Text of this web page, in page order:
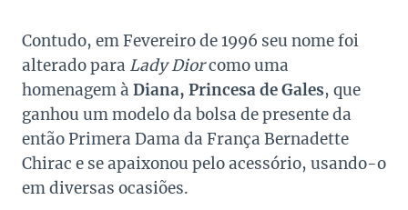
Contudo, em Fevereiro de 1996 seu nome foi
alterado para Lady Diorcomo uma
homenagem à Diana, Princesa de Gales, que
ganhou um modelo da bolsa de presente da
então Primera Dama da França Bernadette
Chirac e se apaixonou pelo acessório, usando-o
em diversas ocasiões.